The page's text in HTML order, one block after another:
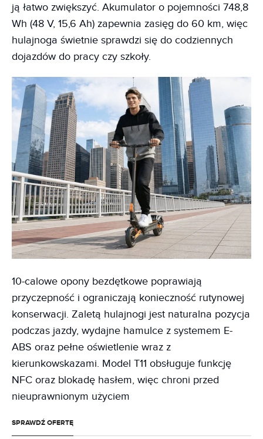
ją łatwo zwiększyć. Akumulator o pojemności 748,8
Wh (48 V, 15,6 Ah) zapewnia zasięg do 60 km, więc
hulajnoga świetnie sprawdzi się do codziennych
dojazdów do pracy czy szkoły.
10-calowe opony bezdętkowe poprawiają
przyczepność i ograniczają konieczność rutynowej
konserwacji. Zaletą hulajnogi jest naturalna pozycja
podczas jazdy, wydajne hamulce z systemem E-
ABS oraz pełne oświetlenie wraz z
kierunkowskazami. Model T11 obsługuje funkcję
NFC oraz blokadę hasłem, więc chroni przed
nieuprawnionym użyciem
SPRAWDŹ OFERTĘ